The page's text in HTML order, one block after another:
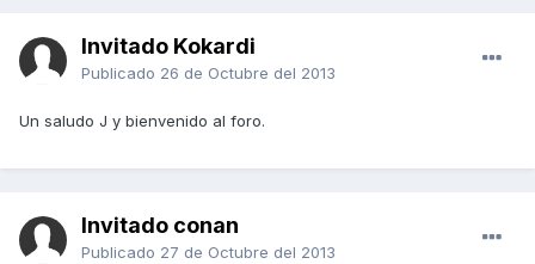
Invitado Kokardi
Publicado 26 de Octubre del 2013
Un saludo J y bienvenido al foro.
Invitado conan
Publicado 27 de Octubre del 2013